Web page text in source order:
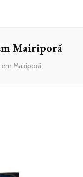
Mairiporã
Mairiporã